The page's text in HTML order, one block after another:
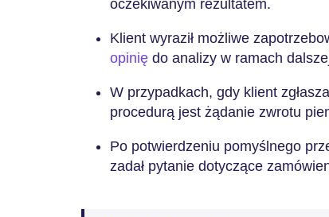
oczekiwanym rezultatem.
Klient wyraził możliwe
opinię do analizy w ramach
W przypadkach, gdy klient
procedurą jest żądanie zwrotu
Po potwierdzeniu pomyślnego
zadał pytanie dotyczące